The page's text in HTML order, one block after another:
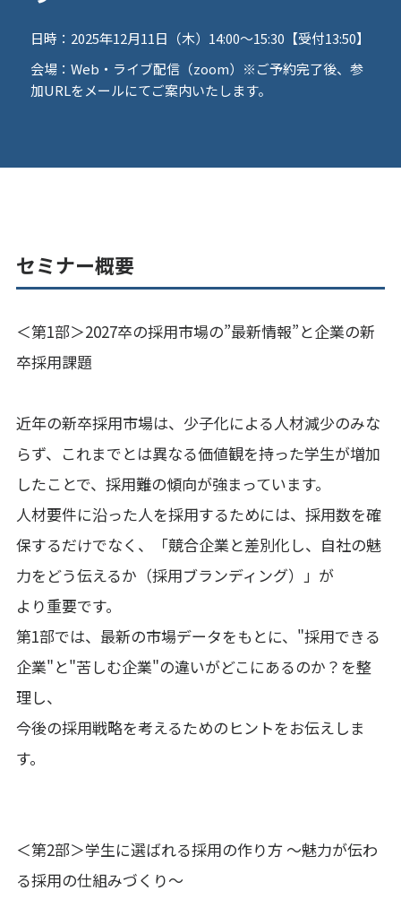
日時： 2025年12月11日（木）14:00～15:30【受付13:50】
会場： Web・ライブ配信（zoom）※ご予約完了後、参
加URLをメールにてご案内いたします。
セミナー概要
＜第1部＞2027卒の採用市場の”最新情報”と企業の新
卒採用課題
近年の新卒採用市場は、少子化による人材減少のみな
らず、これまでとは異なる価値観を持った学生が増加
したことで、採用難の傾向が強まっています。
人材要件に沿った人を採用するためには、採用数を確
保するだけでなく、「競合企業と差別化し、自社の魅
力をどう伝えるか（採用ブランディング）」が
より重要です。
第1部では、最新の市場データをもとに、"採用できる
企業"と"苦しむ企業"の違いがどこにあるのか？を整
理し、
今後の採用戦略を考えるためのヒントをお伝えしま
す。
＜第2部＞学生に選ばれる採用の作り方 〜魅力が伝わ
る採用の仕組みづくり〜